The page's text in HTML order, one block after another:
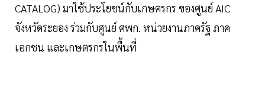
CATALOG) มาใช้ประโยชน์กับเกษตรกร ของศูนย์ AIC
จังหวัดระยอง ร่วมกับศูนย์ ศพก. หน่วยงานภาครัฐ ภาค
เอกชน และเกษตรกรในพื้นที่